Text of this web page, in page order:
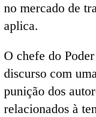
no mercado de
aplica.
O chefe do
discurso com
punição dos
relacionados à